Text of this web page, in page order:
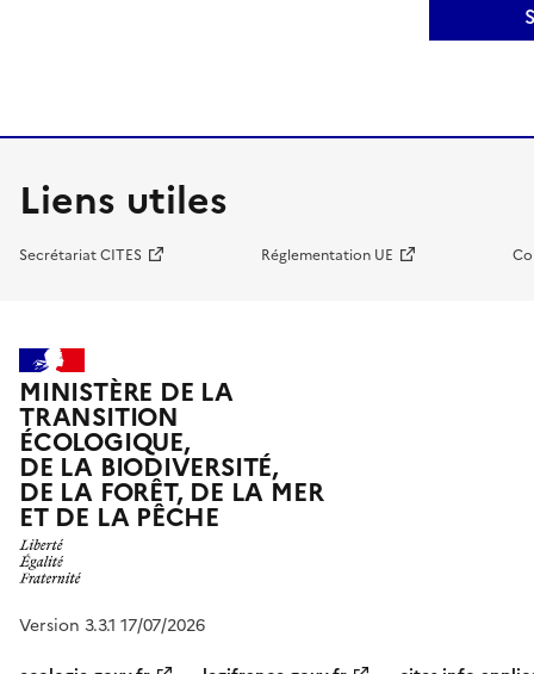
Liens utiles
Secrétariat CITES Réglementation UE
MINISTÈRE DE LA
TRANSITION
ÉCOLOGIQUE,
DE LA BIODIVERSITÉ,
DE LA FORÊT, DE LA MER
ET DE LA PÊCHE
Version 3.3.1 17/07/2026